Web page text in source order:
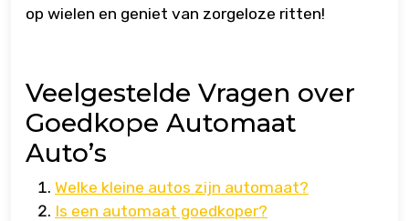
op wielen en geniet van zorgeloze ritten!
Veelgestelde Vragen over
Goedkope Automaat
Auto’s
Welke kleine autos zijn automaat?
Is een automaat goedkoper?